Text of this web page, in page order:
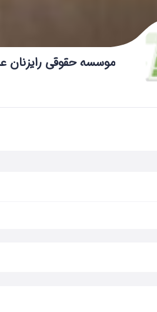
موسسه حقوقی رایزنان